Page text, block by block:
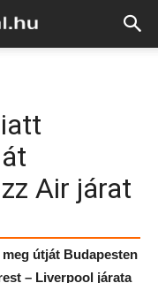
Air járat
útját Budapesten
– Liverpool járata